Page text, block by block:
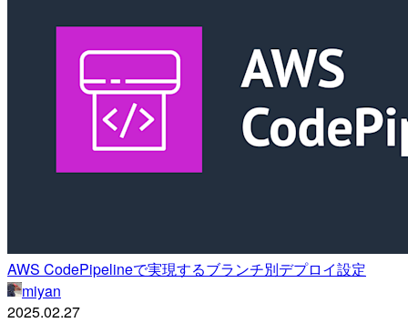
AWS CodePipelineで実現するブランチ別デプロイ設定
miyan
2025.02.27